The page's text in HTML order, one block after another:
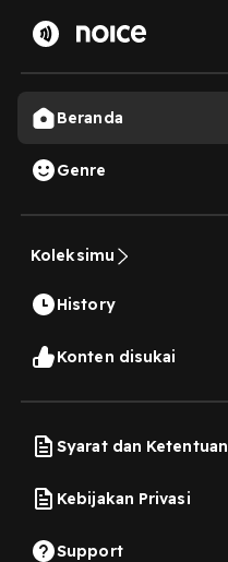
Beranda
Genre
Koleksimu
History
Konten disukai
Syarat dan Ketentuan
Kebijakan Privasi
Support